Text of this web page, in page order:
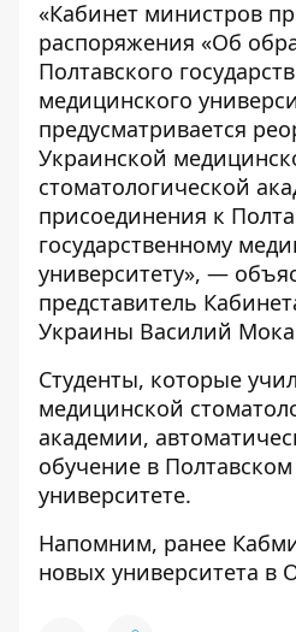
«Кабинет министров
распоряжения «Об
Полтавского
медицинского
предусматривается
Украинской
стоматологической
присоединения к
государственному
университету», —
представитель
Украины Василий
Студенты, которые
медицинской
академии,
обучение в
университете.
Напомним, ранее
новых университета в